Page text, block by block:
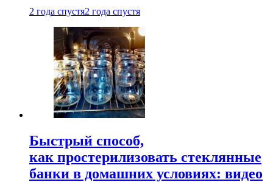
2 года спустя2 года спустя
Быстрый способ,
как простерилизовать стеклянные
банки в домашних условиях: видео